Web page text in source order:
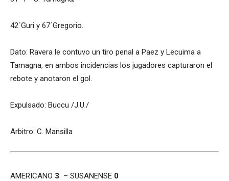
42´Guri y 67´Gregorio.
Dato: Ravera le contuvo un tiro penal a Paez y Lecuima a
Tamagna, en ambos incidencias los jugadores capturaron el
rebote y anotaron el gol.
Expulsado: Buccu /J.U./
Arbitro: C. Mansilla
AMERICANO 3 – SUSANENSE 0